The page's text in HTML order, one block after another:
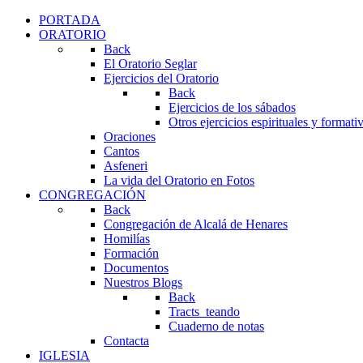
PORTADA
ORATORIO
Back
El Oratorio Seglar
Ejercicios del Oratorio
Back
Ejercicios de los sábados
Otros ejercicios espirituales y
Oraciones
Cantos
Asfeneri
La vida del Oratorio en Fotos
CONGREGACIÓN
Back
Congregación de Alcalá de Henares
Homilías
Formación
Documentos
Nuestros Blogs
Back
Tracts_teando
Cuaderno de notas
Contacta
IGLESIA